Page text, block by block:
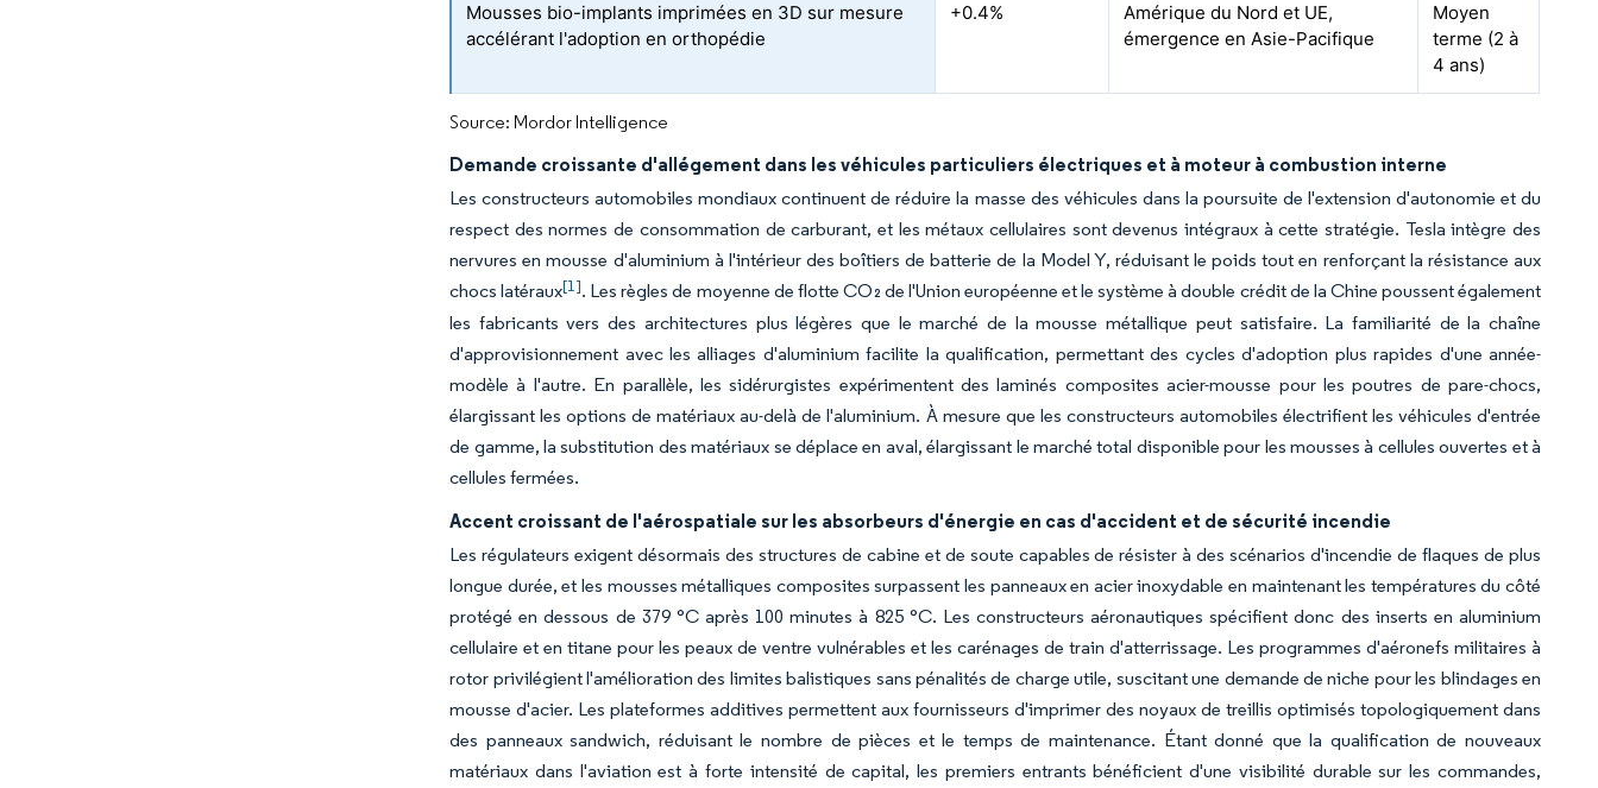
Mousses bio-implants imprimées en 3D sur mesure
accélérant l'adoption en orthopédie
+0.4%
Amérique du Nord et UE,
émergence en Asie-Pacifique
Moyen
terme (2 à
4 ans)
Source: Mordor Intelligence
Demande croissante d'allégement dans les véhicules particuliers électriques et à moteur à combustion interne
Les constructeurs automobiles mondiaux continuent de réduire la masse des véhicules dans la poursuite de l'extension d'autonomie et du
respect des normes de consommation de carburant, et les métaux cellulaires sont devenus intégraux à cette stratégie. Tesla intègre des
nervures en mousse d'aluminium à l'intérieur des boîtiers de batterie de la Model Y, réduisant le poids tout en renforçant la résistance aux
chocs latéraux[1]. Les règles de moyenne de flotte CO₂ de l'Union européenne et le système à double crédit de la Chine poussent également
les fabricants vers des architectures plus légères que le marché de la mousse métallique peut satisfaire. La familiarité de la chaîne
d'approvisionnement avec les alliages d'aluminium facilite la qualification, permettant des cycles d'adoption plus rapides d'une année-
modèle à l'autre. En parallèle, les sidérurgistes expérimentent des laminés composites acier-mousse pour les poutres de pare-chocs,
élargissant les options de matériaux au-delà de l'aluminium. À mesure que les constructeurs automobiles électrifient les véhicules d'entrée
de gamme, la substitution des matériaux se déplace en aval, élargissant le marché total disponible pour les mousses à cellules ouvertes et à
cellules fermées.
Accent croissant de l'aérospatiale sur les absorbeurs d'énergie en cas d'accident et de sécurité incendie
Les régulateurs exigent désormais des structures de cabine et de soute capables de résister à des scénarios d'incendie de flaques de plus
longue durée, et les mousses métalliques composites surpassent les panneaux en acier inoxydable en maintenant les températures du côté
protégé en dessous de 379 °C après 100 minutes à 825 °C. Les constructeurs aéronautiques spécifient donc des inserts en aluminium
cellulaire et en titane pour les peaux de ventre vulnérables et les carénages de train d'atterrissage. Les programmes d'aéronefs militaires à
rotor privilégient l'amélioration des limites balistiques sans pénalités de charge utile, suscitant une demande de niche pour les blindages en
mousse d'acier. Les plateformes additives permettent aux fournisseurs d'imprimer des noyaux de treillis optimisés topologiquement dans
des panneaux sandwich, réduisant le nombre de pièces et le temps de maintenance. Étant donné que la qualification de nouveaux
matériaux dans l'aviation est à forte intensité de capital, les premiers entrants bénéficient d'une visibilité durable sur les commandes,